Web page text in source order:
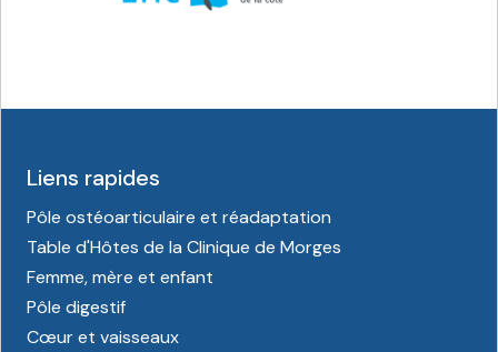
Liens rapides
Pôle ostéoarticulaire et réadaptation
Table d'Hôtes de la Clinique de Morges
Femme, mère et enfant
Pôle digestif
Cœur et vaisseaux